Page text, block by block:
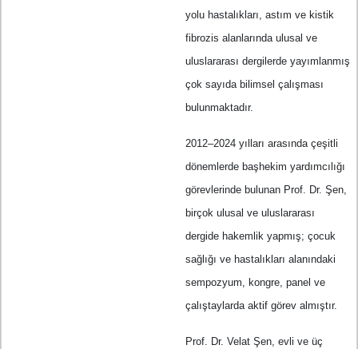
yolu hastalıkları, astım ve kistik
fibrozis alanlarında ulusal ve
uluslararası dergilerde yayımlanmış
çok sayıda bilimsel çalışması
bulunmaktadır.
2012–2024 yılları arasında çeşitli
dönemlerde başhekim yardımcılığı
görevlerinde bulunan Prof. Dr. Şen,
birçok ulusal ve uluslararası
dergide hakemlik yapmış; çocuk
sağlığı ve hastalıkları alanındaki
sempozyum, kongre, panel ve
çalıştaylarda aktif görev almıştır.
Prof. Dr. Velat Şen, evli ve üç